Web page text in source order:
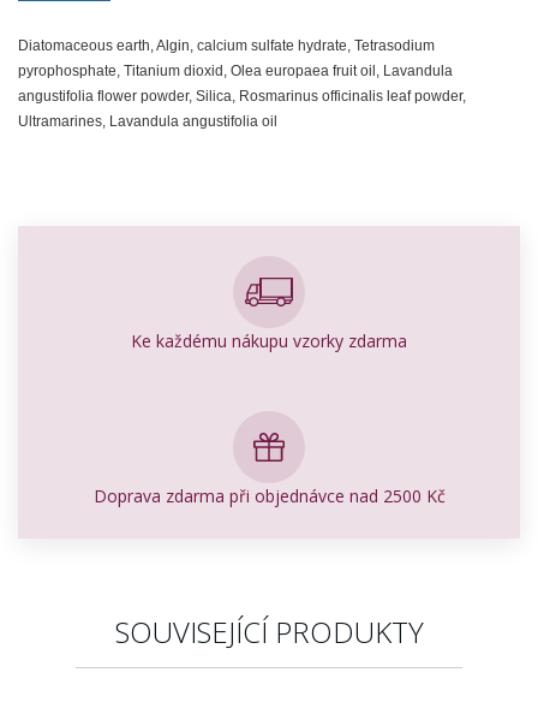
Diatomaceous earth, Algin, calcium sulfate hydrate, Tetrasodium
pyrophosphate, Titanium dioxid, Olea europaea fruit oil, Lavandula
angustifolia flower powder, Silica, Rosmarinus officinalis leaf powder,
Ultramarines, Lavandula angustifolia oil
Ke každému nákupu vzorky zdarma
Doprava zdarma při objednávce nad 2500 Kč
SOUVISEJÍCÍ PRODUKTY